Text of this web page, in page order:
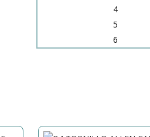
4
5
6